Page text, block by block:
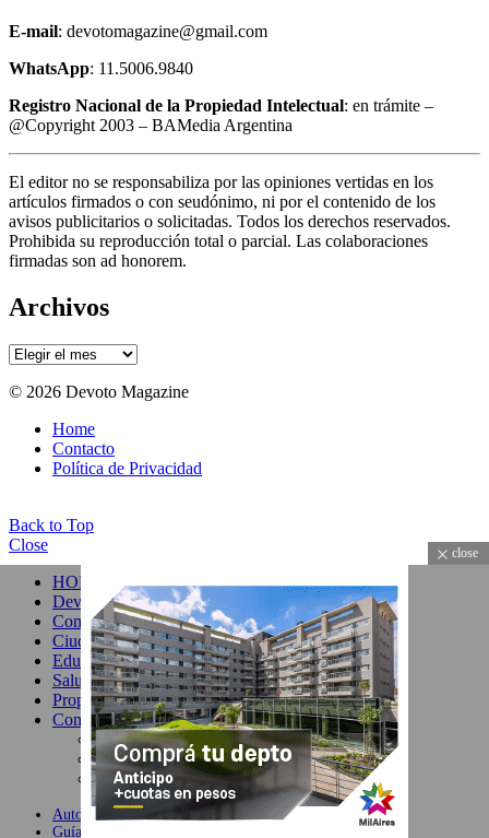
E-mail: devotomagazine@gmail.com
WhatsApp: 11.5006.9840
Registro Nacional de la Propiedad Intelectual: en trámite –
@Copyright 2003 – BAMedia Argentina
El editor no se responsabiliza por las opiniones vertidas en los
artículos firmados o con seudónimo, ni por el contenido de los
avisos publicitarios o solicitadas. Todos los derechos reservados.
Prohibida su reproducción total o parcial. Las colaboraciones
firmadas son ad honorem.
Archivos
Archivos
© 2026 Devoto Magazine
Home
Contacto
Política de Privacidad
Back to Top
Close
HOME
Devoto
Comuna 11
Ciudad
Educación y Cultura
Salud & Belleza
Propiedades
Comercio
Gastronomía
Moda
Servicios
Autores
Guía
close